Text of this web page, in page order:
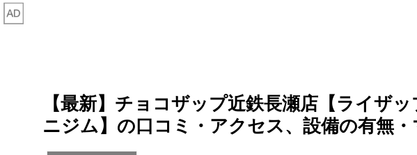
【最新】チョコザップ近鉄長瀬店【ライザ
ニジム】の口コミ・アクセス、設備の有無